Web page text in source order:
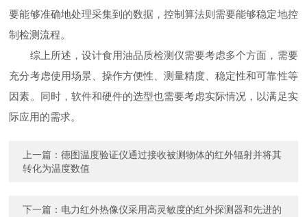
要能够准确地处理采集到的数据，控制算法则需要能够稳定地控
制检测流程。
综上所述，设计食用油品质检测仪需要考虑多个方面，需要
充分考虑使用场景、操作方便性、测量精度、稳定性和可靠性等
因素。同时，软件和硬件的选型也需要考虑实际情况，以满足实
际应用的需求。
上一篇：德图温度验证仪通过接收被测物体的红外辐射并将其
转化为温度数值
下一篇： 电力红外热像仪采用高灵敏度的红外探测器和先进的